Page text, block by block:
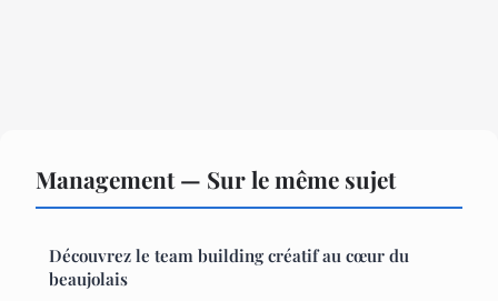
Management — Sur le même sujet
Découvrez le team building créatif au cœur du
beaujolais